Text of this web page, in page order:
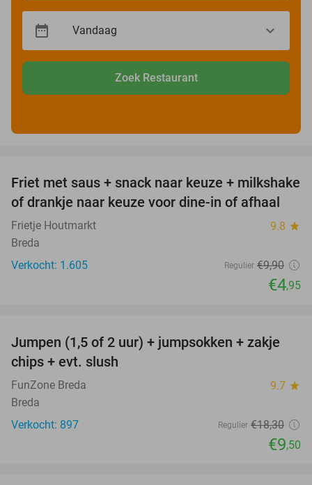
Zoek Restaurant
50%
Friet met saus + snack naar keuze + milkshake
of drankje naar keuze voor dine-in of afhaal
Frietje Houtmarkt 9.8 star
Breda
Verkocht: 1.605
Regulier €9,90
€4,95
48%
Jumpen (1,5 of 2 uur) + jumpsokken + zakje
chips + evt. slush
FunZone Breda 9.7 star
Breda
Verkocht: 897
Regulier €18,30
€9,50